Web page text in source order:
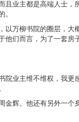
且业主都是高端人士，
以万柳书院的圈层，大
他们而言，为了一套房
院业主维不维权，我更
金辉。他还有另外一个